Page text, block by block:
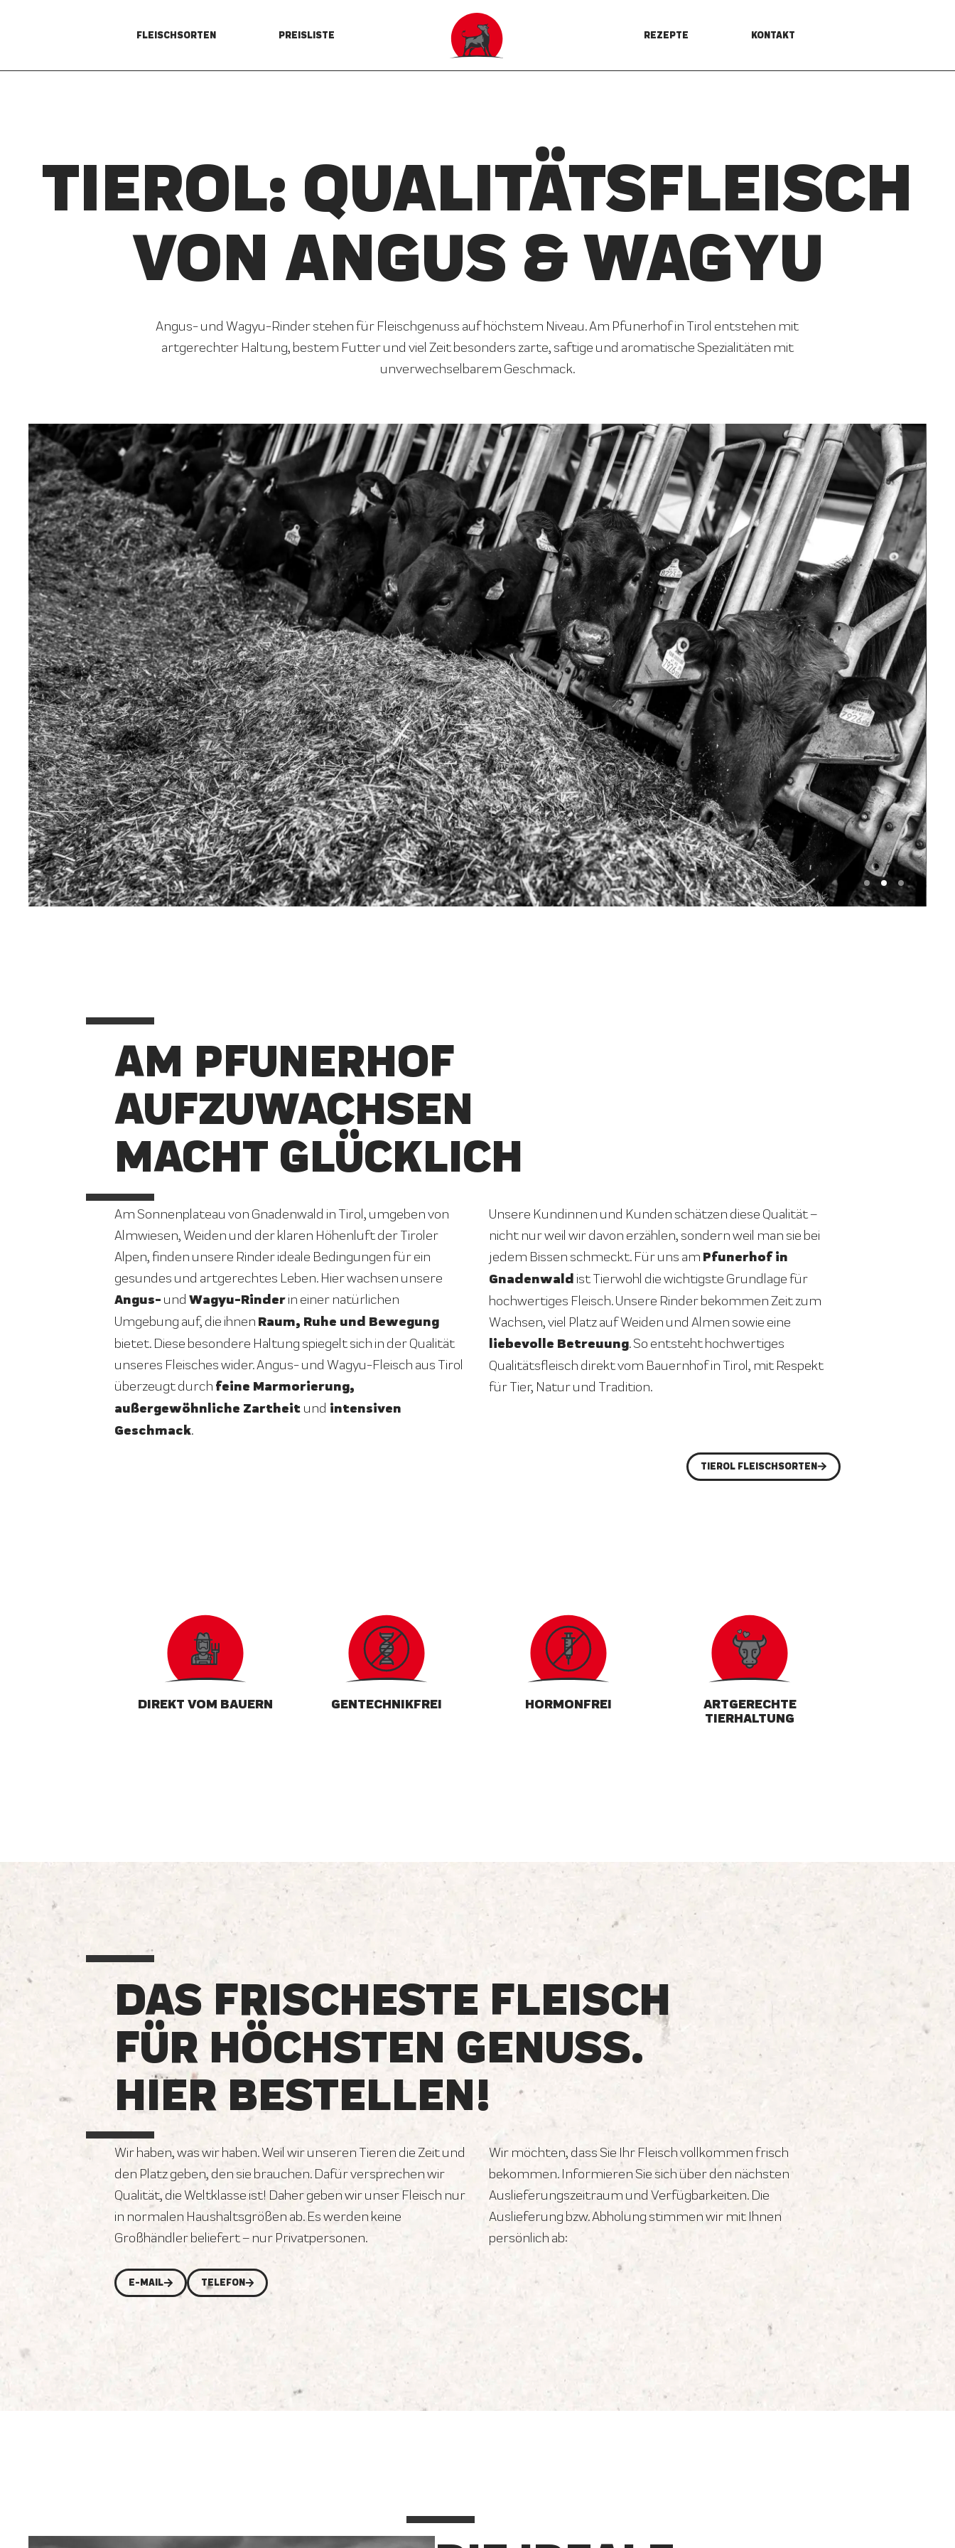
FLEISCHSORTEN PREISLISTE REZEPTE KONTAKT
TIEROL: QUALITÄTS­FLEISCH
VON ANGUS & WAGYU
Angus- und Wagyu-Rinder stehen für Fleischgenuss auf höchstem Niveau. Am Pfunerhof in Tirol entstehen mit
artgerechter Haltung, bestem Futter und viel Zeit besonders zarte, saftige und aromatische Spezialitäten mit
unverwechselbarem Geschmack.
AM PFUNERHOF
AUFZUWACHSEN
MACHT GLÜCKLICH
Am Sonnenplateau von Gnadenwald in Tirol, umgeben von
Almwiesen, Weiden und der klaren Höhenluft der Tiroler
Alpen, finden unsere Rinder ideale Bedingungen für ein
gesundes und artgerechtes Leben. Hier wachsen unsere
Angus- undWagyu-Rinderin einer natürlichen
Umgebung auf, die ihnen Raum, Ruhe und Bewegung
bietet. Diese besondere Haltung spiegelt sich in der Qualität
unseres Fleisches wider. Angus- und Wagyu-Fleisch aus Tirol
überzeugt durch feine Marmorierung,
außergewöhnliche Zartheit und intensiven
Geschmack.
Unsere Kundinnen und Kunden schätzen diese Qualität –
nicht nur weil wir davon erzählen, sondern weil man sie bei
jedem Bissen schmeckt. Für uns am Pfunerhof in
Gnadenwald ist Tierwohl die wichtigste Grundlage für
hochwertiges Fleisch. Unsere Rinder bekommen Zeit zum
Wachsen, viel Platz auf Weiden und Almen sowie eine
liebevolle Betreuung. So entsteht hochwertiges
Qualitätsfleisch direkt vom Bauernhof in Tirol, mit Respekt
für Tier, Natur und Tradition.
TIEROL FLEISCHSORTEN
DIREKT VOM BAUERN GENTECHNIKFREI HORMONFREI
ARTGERECHTE
TIERHALTUNG
DAS FRISCHESTE FLEISCH
FÜR HÖCHSTEN GENUSS.
HIER BESTELLEN!
Wir haben, was wir haben. Weil wir unseren Tieren die Zeit und
den Platz geben, den sie brauchen. Dafür versprechen wir
Qualität, die Weltklasse ist! Daher geben wir unser Fleisch nur
in normalen Haushaltsgrößen ab. Es werden keine
Großhändler beliefert – nur Privatpersonen.
Wir möchten, dass Sie Ihr Fleisch vollkommen frisch
bekommen. Informieren Sie sich über den nächsten
Auslieferungszeitraum und Verfügbarkeiten. Die
Auslieferung bzw. Abholung stimmen wir mit Ihnen
persönlich ab:
E-MAIL TELEFON